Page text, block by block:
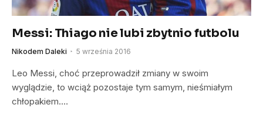
Messi: Thiago nie lubi zbytnio futbolu
Nikodem Daleki 5 września 2016
Leo Messi, choć przeprowadził zmiany w swoim
wyglądzie, to wciąż pozostaje tym samym, nieśmiałym
chłopakiem.…